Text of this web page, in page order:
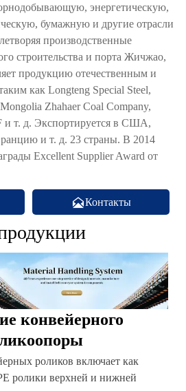
энергетическую,
бумажную и другие отрасли
производственные
строительства и порта Жичжао,
продукцию отечественным и
как Longteng Special Steel,
Zhahaer Coal Company,
и т. д. Экспортируется в США,
и т. д. 23 страны. В 2014
Excellent Supplier Award от
Контакты
конвейерного
роликов включает как
ролики верхней и нижней